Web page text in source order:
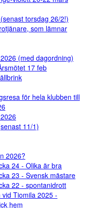
torsdag 26/2!)
som lämnar
(med dagordning)
17 feb
för hela klubben till
11/1)
2026?
24 - Olika är bra
23 - Svensk mästare
22 - spontanidrott
Tiomila 2025 -
hem